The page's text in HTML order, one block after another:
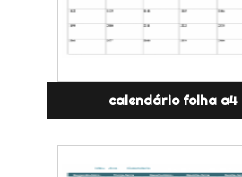
calendário folha a4